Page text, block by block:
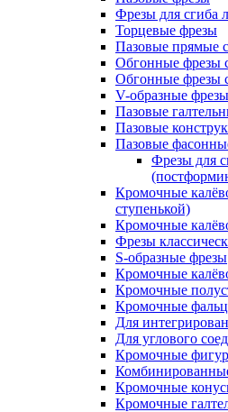
Фрезы для сгиба
Торцевые фрезы
Пазовые прямые
Обгонные фрезы
Обгонные фрезы
V-образные фрезы
Пазовые
Пазовые
Пазовые
Фрезы для
Кромочные
ступенькой)
Кромочные
Фрезы
S-образные фрезы
Кромочные
Кромочные
Кромочные
Для
Для углового
Кромочные
Кромочные
Кромочные